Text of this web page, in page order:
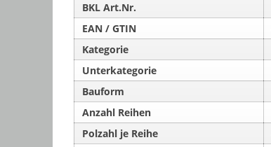
BKL Art.Nr.
EAN / GTIN
Kategorie
Unterkategorie
Bauform
Anzahl Reihen
Polzahl je Reihe